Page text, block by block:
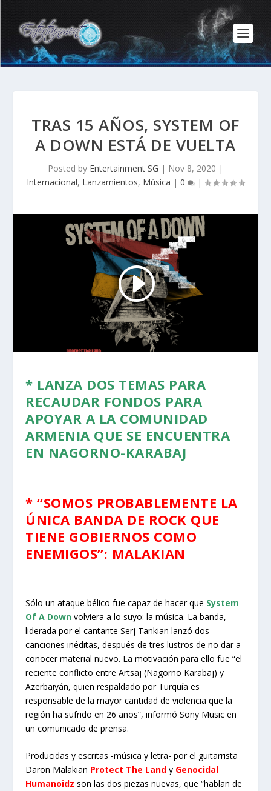
TRAS 15 AÑOS, SYSTEM OF
A DOWN ESTÁ DE VUELTA
Posted by Entertainment SG | Nov 8, 2020 |
Internacional, Lanzamientos, Música | 0 |
* LANZA DOS TEMAS PARA
RECAUDAR FONDOS PARA
APOYAR A LA COMUNIDAD
ARMENIA QUE SE ENCUENTRA
EN NAGORNO-KARABAJ
* “SOMOS PROBABLEMENTE LA
ÚNICA BANDA DE ROCK QUE
TIENE GOBIERNOS COMO
ENEMIGOS”: MALAKIAN
Sólo un ataque bélico fue capaz de hacer que System
Of A Down volviera a lo suyo: la música. La banda,
liderada por el cantante Serj Tankian lanzó dos
canciones inéditas, después de tres lustros de no dar a
conocer material nuevo. La motivación para ello fue “el
reciente conflicto entre Artsaj (Nagorno Karabaj) y
Azerbaiyán, quien respaldado por Turquía es
responsable de la mayor cantidad de violencia que la
región ha sufrido en 26 años”, informó Sony Music en
un comunicado de prensa.
Producidas y escritas -música y letra- por el guitarrista
Daron Malakian Protect The Land y Genocidal
Humanoidz son las dos piezas nuevas, que “hablan de